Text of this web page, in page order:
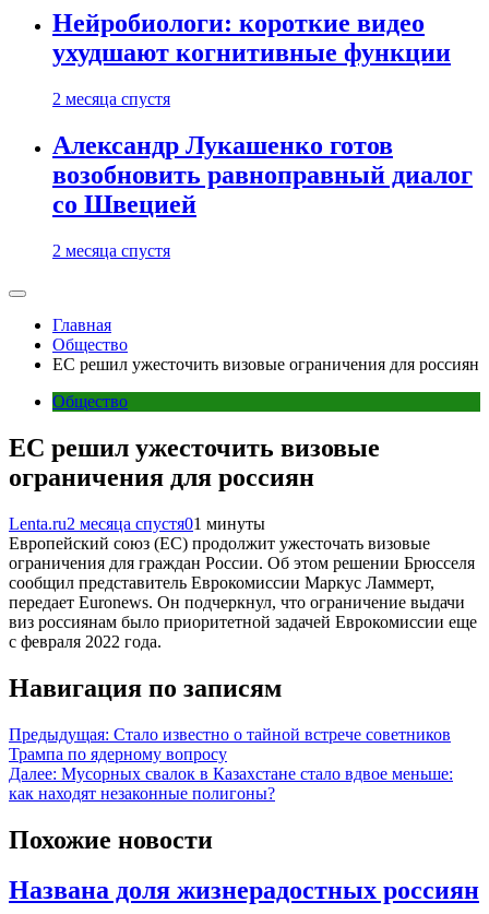
Нейробиологи: короткие видео
ухудшают когнитивные функции
2 месяца спустя
Александр Лукашенко готов
возобновить равноправный диалог
со Швецией
2 месяца спустя
Главная
Общество
ЕС решил ужесточить визовые ограничения для россиян
Общество
ЕС решил ужесточить визовые
ограничения для россиян
Lenta.ru2 месяца спустя01 минуты
Европейский союз (ЕС) продолжит ужесточать визовые
ограничения для граждан России. Об этом решении Брюсселя
сообщил представитель Еврокомиссии Маркус Ламмерт,
передает Euronews. Он подчеркнул, что ограничение выдачи
виз россиянам было приоритетной задачей Еврокомиссии еще
с февраля 2022 года.
Навигация по записям
Предыдущая: Стало известно о тайной встрече советников
Трампа по ядерному вопросу
Далее: Мусорных свалок в Казахстане стало вдвое меньше:
как находят незаконные полигоны?
Похожие новости
Названа доля жизнерадостных россиян